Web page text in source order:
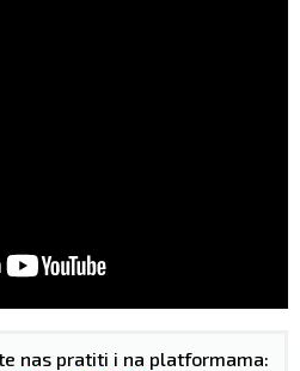
nas pratiti i na platformama: